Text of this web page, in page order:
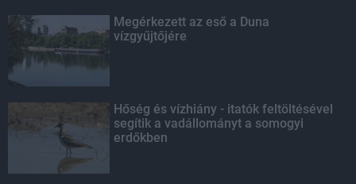
Megérkezett az eső a Duna
vízgyűjtőjére
Hőség és vízhiány - itatók feltöltésével
segítik a vadállományt a somogyi
erdőkben